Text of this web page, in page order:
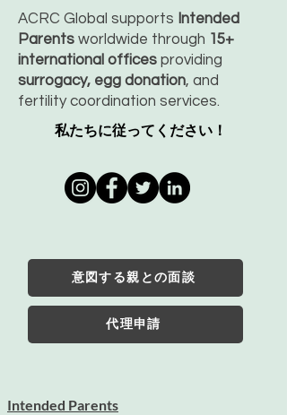
ACRC Global supports Intended
Parents worldwide through 15+
international offices providing
surrogacy, egg donation, and
fertility coordination services.
私たちに従ってください！
意図する親との面談
代理申請
Intended Parents